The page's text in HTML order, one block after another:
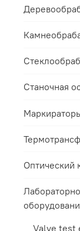
Станочная
Оптический
Valve test